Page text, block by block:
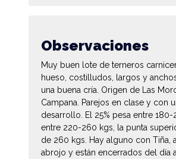
Observaciones
Muy buen lote de terneros
hueso, costilludos, largos y
una buena cría. Origen de Las
Campana. Parejos en clase y con
desarrollo. El 25% pesa entre 180-
entre 220-260 kgs, la punta
de 260 kgs. Hay alguno con Tiña,
abrojo y están encerrados del día